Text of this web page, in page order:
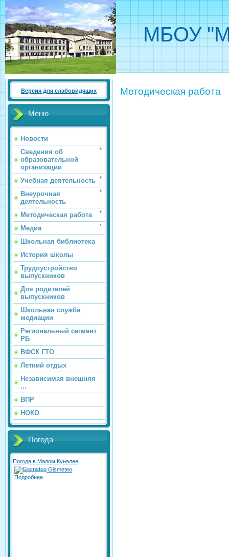
МБОУ
Версия для слабовидящих
Меню
Новости
Сведения об
образовательной
организации
Учебная деятельность
Внеурочная
деятельность
Методическая работа
Медиа
Школьная библиотека
История школы
Трудоустройство
выпускников
Для родителей
выпускников
Школьная служба
медиации
Региональный сегмент
РБ
ВФСК ГТО
Летний отдых
Независимая внешняя
...
ВПР
НОКО
Погода
Погода в Малом Куналее
Gismeteo
Подробнее
Методическая работа